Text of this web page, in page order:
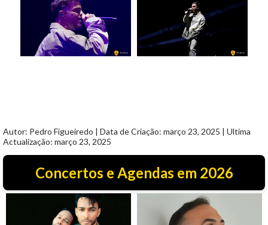
Autor: Pedro Figueiredo | Data de Criação: março 23, 2025 | Ultima
Actualização: março 23, 2025
Concertos e Agendas em 2026